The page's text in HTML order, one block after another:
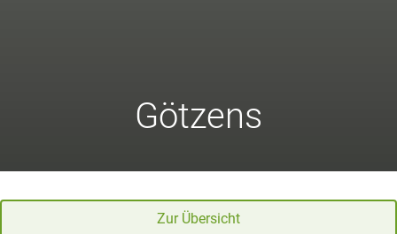
Götzens
Zur Übersicht